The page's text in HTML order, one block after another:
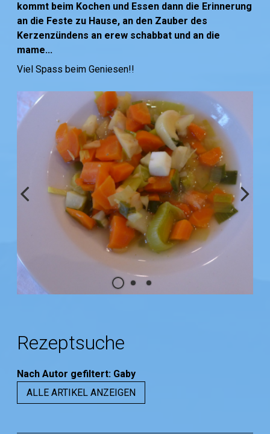
kommt beim Kochen und Essen dann die Erinnerung
an die Feste zu Hause, an den Zauber des
Kerzenzündens an erew schabbat und an die
mame...
Viel Spass beim Geniesen!!
Rezeptsuche
Nach Autor gefiltert: Gaby
ALLE ARTIKEL ANZEIGEN